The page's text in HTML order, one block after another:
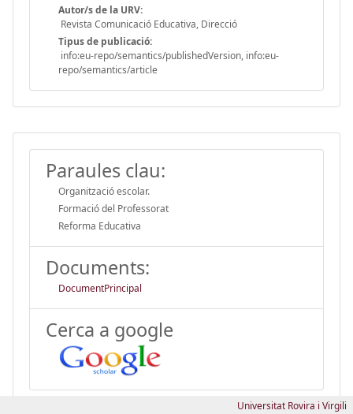
Autor/s de la URV:
Revista Comunicació Educativa, Direcció
Tipus de publicació:
info:eu-repo/semantics/publishedVersion, info:eu-
repo/semantics/article
Paraules clau:
Organització escolar.
Formació del Professorat
Reforma Educativa
Documents:
DocumentPrincipal
Cerca a google
Universitat Rovira i Virgili